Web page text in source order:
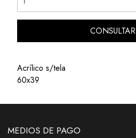
CONSULTAR
Acrílico s/tela
60x39
MEDIOS DE PAGO